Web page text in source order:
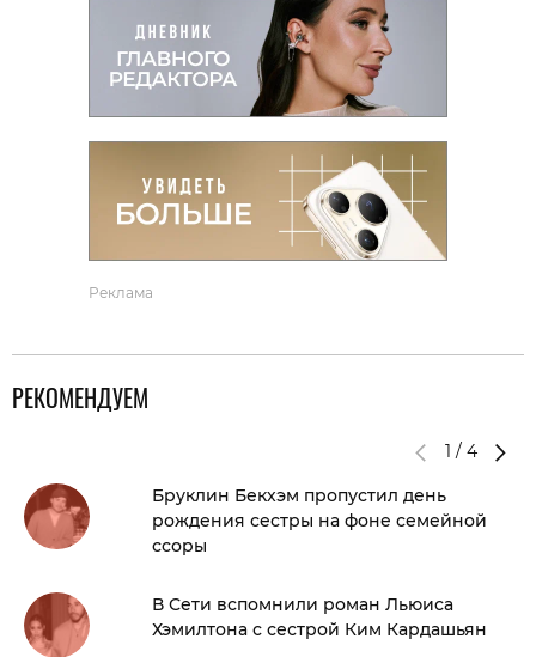
Реклама
РЕКОМЕНДУЕМ
1 / 4
Бруклин Бекхэм пропустил день
рождения сестры на фоне семейной
ссоры
В Сети вспомнили роман Льюиса
Хэмилтона с сестрой Ким Кардашьян